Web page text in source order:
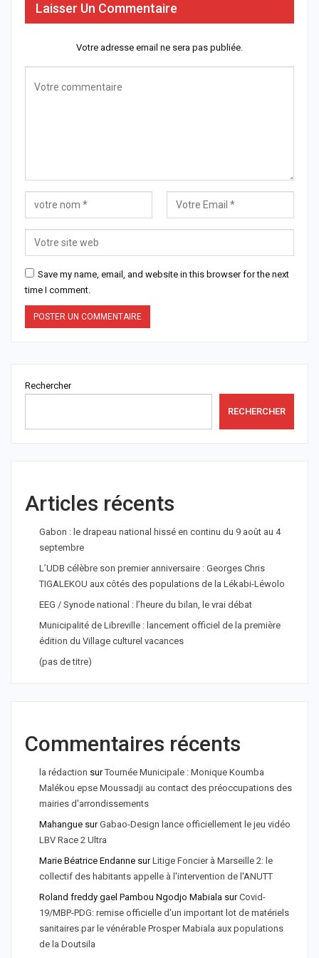
Laisser Un Commentaire
Votre adresse email ne sera pas publiée.
Save my name, email, and website in this browser for the next
time I comment.
Rechercher
RECHERCHER
Articles récents
Gabon : le drapeau national hissé en continu du 9 août au 4
septembre
L’UDB célèbre son premier anniversaire : Georges Chris
TIGALEKOU aux côtés des populations de la Lékabi-Léwolo
EEG / Synode national : l’heure du bilan, le vrai débat
Municipalité de Libreville : lancement officiel de la première
édition du Village culturel vacances
(pas de titre)
Commentaires récents
la rédaction surTournée Municipale : Monique Koumba
Malékou epse Moussadji au contact des préoccupations des
mairies d'arrondissements
Mahangue surGabao-Design lance officiellement le jeu vidéo
LBV Race 2 Ultra
Marie Béatrice Endanne surLitige Foncier à Marseille 2: le
collectif des habitants appelle à l'intervention de l'ANUTT
Roland freddy gael Pambou Ngodjo Mabiala surCovid-
19/MBP-PDG: remise officielle d'un important lot de matériels
sanitaires par le vénérable Prosper Mabiala aux populations
de la Doutsila